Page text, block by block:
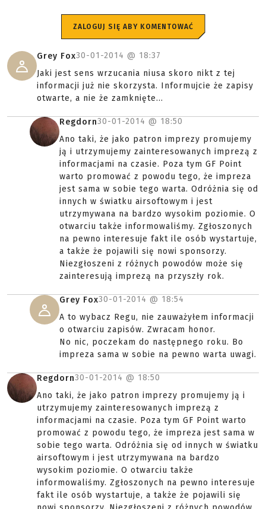
ZALOGUJ SIĘ ABY KOMENTOWAĆ
Grey Fox30-01-2014 @ 18:37
Jaki jest sens wrzucania niusa skoro nikt z tej
informacji już nie skorzysta. Informujcie że zapisy
otwarte, a nie że zamknięte...
Regdorn30-01-2014 @ 18:50
Ano taki, że jako patron imprezy promujemy
ją i utrzymujemy zainteresowanych imprezą z
informacjami na czasie. Poza tym GF Point
warto promować z powodu tego, że impreza
jest sama w sobie tego warta. Odróżnia się od
innych w światku airsoftowym i jest
utrzymywana na bardzo wysokim poziomie. O
otwarciu także informowaliśmy. Zgłoszonych
na pewno interesuje fakt ile osób wystartuje,
a także że pojawili się nowi sponsorzy.
Niezgłoszeni z różnych powodów może się
zainteresują imprezą na przyszły rok.
Grey Fox30-01-2014 @ 18:54
A to wybacz Regu, nie zauważyłem informacji
o otwarciu zapisów. Zwracam honor.
No nic, poczekam do następnego roku. Bo
impreza sama w sobie na pewno warta uwagi.
Regdorn30-01-2014 @ 18:50
Ano taki, że jako patron imprezy promujemy ją i
utrzymujemy zainteresowanych imprezą z
informacjami na czasie. Poza tym GF Point warto
promować z powodu tego, że impreza jest sama w
sobie tego warta. Odróżnia się od innych w światku
airsoftowym i jest utrzymywana na bardzo
wysokim poziomie. O otwarciu także
informowaliśmy. Zgłoszonych na pewno interesuje
fakt ile osób wystartuje, a także że pojawili się